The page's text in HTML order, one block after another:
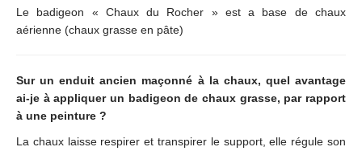
Le badigeon « Chaux du Rocher » est a base de chaux
aérienne (chaux grasse en pâte)
Sur un enduit ancien maçonné à la chaux, quel avantage
ai-je à appliquer un badigeon de chaux grasse, par rapport
à une peinture ?
La chaux laisse respirer et transpirer le support, elle régule son